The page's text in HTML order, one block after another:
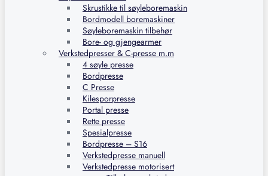
Skrustikke til søyleboremaskin
Bordmodell boremaskiner
Søyleboremaskin tilbehør
Bore- og gjengearmer
Verkstedpresser & C-presse m.m
4 søyle presse
Bordpresse
C Presse
Kilesporpresse
Portal presse
Rette presse
Spesialpresse
Bordpresse – S16
Verkstedpresse manuell
Verkstedpresse motorisert